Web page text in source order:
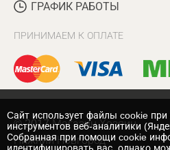
ГРАФИК РАБОТЫ
ПРИНИМАЕМ К ОПЛАТЕ
© 2017 Магазин Хозяин
Нижний Новгород
Cайт использует файлы cookie
инструментов веб-аналитики
Собранная при помощи cookie